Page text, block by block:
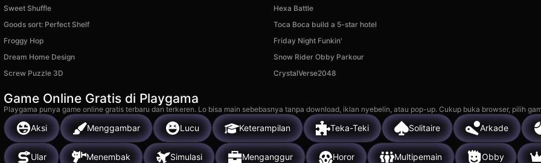
Sweet Shuffle Hexa Battle
Goods sort: Perfect Shelf
Toca Boca build a 5-star hotel
Froggy Hop
Friday Night Funkin'
Dream Home Design
Snow Rider Obby Parkour
Screw Puzzle 3D
CrystalVerse2048
Game Online Gratis di Playgama
Playgama punya game online gratis terbaru dan terkeren. Lo bisa main sebebasnya tanpa download, iklan nyebelin, atau pop-up. Cukup buka browser, pilih
Aksi Menggambar Lucu Keterampilan Teka-Teki Solitaire Arkade
Ular Menembak Simulasi Menganggur Horor Multipemain Obby